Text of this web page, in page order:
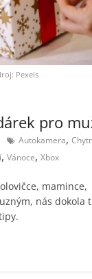
Pexels
pro
Autokamera,
, Vánoce, Xbox
mamince,
nás dokola